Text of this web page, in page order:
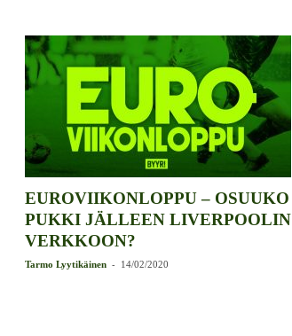
EUROVIIKONLOPPU – OSUUKO
PUKKI JÄLLEEN LIVERPOOLIN
VERKKOON?
Tarmo Lyytikäinen - 14/02/2020